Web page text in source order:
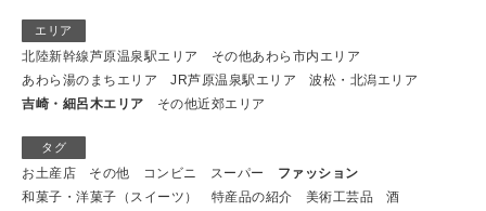
エリア
北陸新幹線芦原温泉駅エリア
その他あわら市内エリア
あわら湯のまちエリア
JR芦原温泉駅エリア
波松・北潟エリア
吉崎・細呂木エリア
その他近郊エリア
タグ
お土産店 その他 コンビニ スーパー
ファッション
和菓子・洋菓子（スイーツ）
特産品の紹介 美術工芸品
酒